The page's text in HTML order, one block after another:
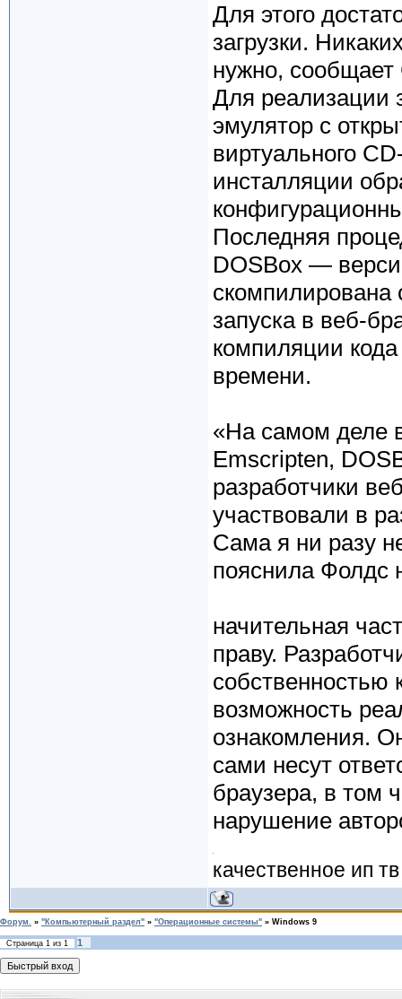
Для этого
загрузки.
нужно, сообщает
Для реализации
эмулятор с
виртуального
инсталляции
Последняя
DOSBox —
запуска в веб-
компиляции
времени.
«На самом деле
Emscripten,
разработчики
участвовали в
Сама я ни разу
пояснила Фолдс
начительная
праву.
собственностью
возможность
ознакомления.
сами несут
браузера, в том
нарушение
качественное ип
Форум. » "Компьютерный раздел" » "Операционные системы" » Windows 9
Страница 1 из 1 1